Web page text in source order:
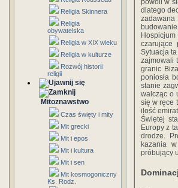
Religia Skinnera
Religia
obywatelska
Religia w XIX wieku
Religia w kulturze
Rozwój historii
religii
Mitoznawstwo
Czas święty i mity
Mit grecki
Mit i epos
Mit i kultura
Mit i sen
Mit kosmogoniczny
Ks. Rodz.
powoli w
dlatego
czarujące
Sytuacja
zajmowali
granic
poniosła
stanie
walcząc o
się w ręce
ilość
Świętej
Europy z
drodze.
kazania
próbujący